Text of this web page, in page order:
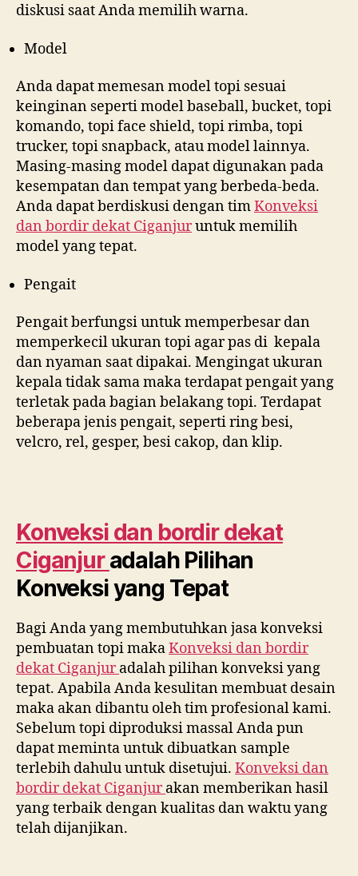
diskusi saat Anda memilih warna.
Model
Anda dapat memesan model topi sesuai
keinginan seperti model baseball, bucket, topi
komando, topi face shield, topi rimba, topi
trucker, topi snapback, atau model lainnya.
Masing-masing model dapat digunakan pada
kesempatan dan tempat yang berbeda-beda.
Anda dapat berdiskusi dengan timKonveksi
dan bordir dekat Ciganjuruntuk memilih
model yang tepat.
Pengait
Pengait berfungsi untuk memperbesar dan
memperkecil ukuran topi agar pas di kepala
dan nyaman saat dipakai. Mengingat ukuran
kepala tidak sama maka terdapat pengait yang
terletak pada bagian belakang topi. Terdapat
beberapa jenis pengait, seperti ring besi,
velcro, rel, gesper, besi cakop, dan klip.
Konveksi dan bordir dekat
Ciganjur adalah Pilihan
Konveksi yang Tepat
Bagi Anda yang membutuhkan jasa konveksi
pembuatan topi makaKonveksi dan bordir
dekat Ciganjur adalah pilihan konveksi yang
tepat. Apabila Anda kesulitan membuat desain
maka akan dibantu oleh tim profesional kami.
Sebelum topi diproduksi massal Anda pun
dapat meminta untuk dibuatkan sample
terlebih dahulu untuk disetujui. Konveksi dan
bordir dekat Ciganjur akan memberikan hasil
yang terbaik dengan kualitas dan waktu yang
telah dijanjikan.